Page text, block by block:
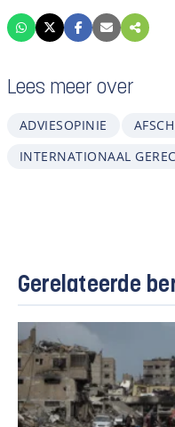
Lees meer over
ADVIESOPINIE
INTERNATIONAAL
Gerelateerde